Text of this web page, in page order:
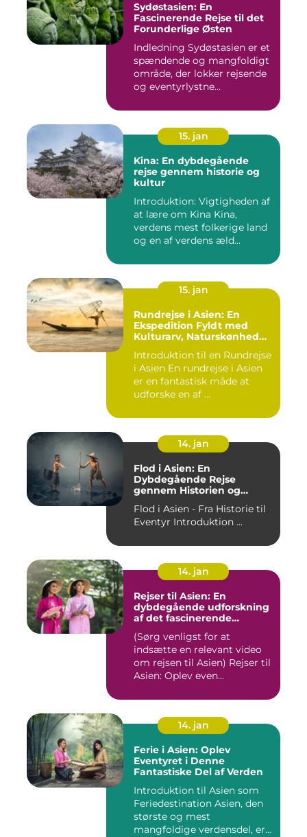
Sydøstasien: En
Fascinerende Rejse til det
Forunderlige Østen
Indledning Sydøstasien er et
spændende og mangfoldigt
område, der lokker rejsende
og eventyrlystne...
15. jan
Kina: En dybdegående
rejse gennem historie og
kultur
Introduktion: Vigtigheden af
at lære om Kina Kina,
verdens mest folkerige land
og en af verdens æld...
15. jan
Rundrejse i Asien: En
Ekspedition Fyldt med
Kulturarv, Naturskønhed
Introduktion til en Rundrejse
i Asien En rundrejse i Asien
er en fantastisk måde at
udforske en af ...
14. jan
Flod i Asien: En
Dybdegående Rejse
gennem Historien og
Flod i Asien - Fra Historie til
Eventyr Introduktion ...
14. jan
Rejser til Asien: En
dybdegående udforskning
af det fascinerende
(Sørg venligst for at
indsætte en relevant video
om rejsen til Asien) Rejser til
Asien: Oplev even...
14. jan
Ferie i Asien: Oplev
Eventyret i Denne
Fantastiske Del af Verden
Introduktion til Asien som
Feriedestination Asien, den
største og mest
mangfoldige verdensdel, er